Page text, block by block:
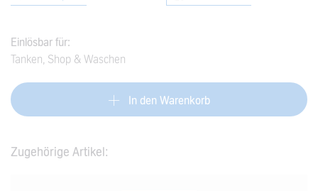
Einlösbar für:
Tanken, Shop & Waschen
In den Warenkorb
Zugehörige Artikel: